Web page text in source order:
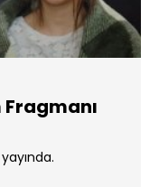
Fragmanı